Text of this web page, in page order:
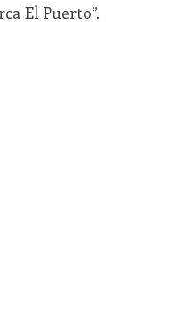
El Puerto”.